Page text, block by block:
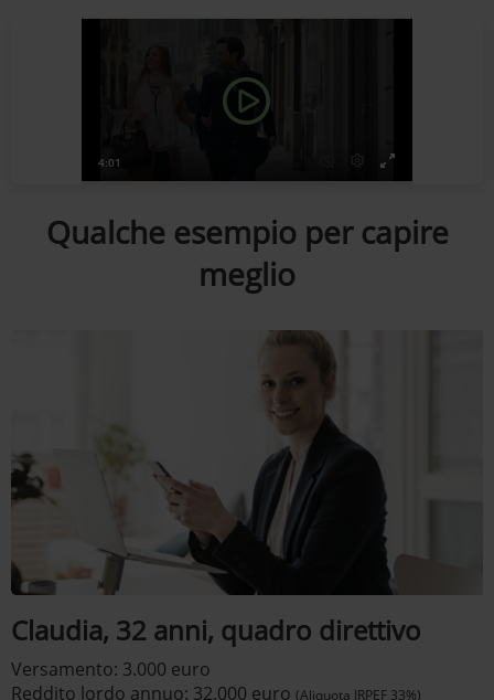
Qualche esempio per capire
meglio
Claudia, 32 anni, quadro direttivo
Versamento: 3.000 euro
Reddito lordo annuo: 32.000 euro (Aliquota IRPEF 33%)